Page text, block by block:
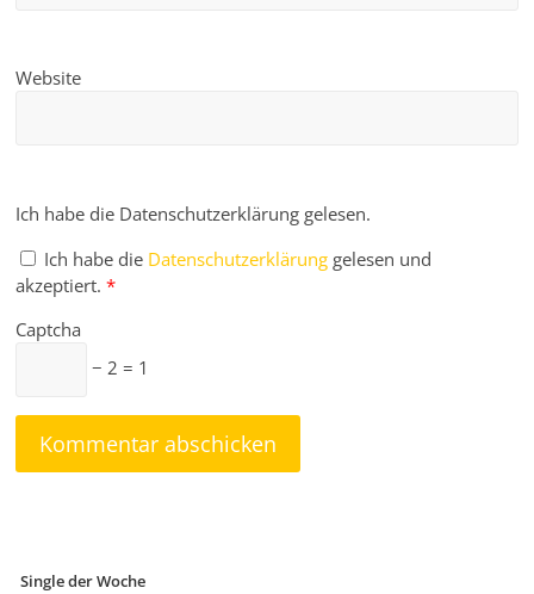
Website
Ich habe die Datenschutzerklärung gelesen.
Ich habe die Datenschutzerklärung gelesen und
akzeptiert. *
Captcha
− 2 = 1
Single der Woche